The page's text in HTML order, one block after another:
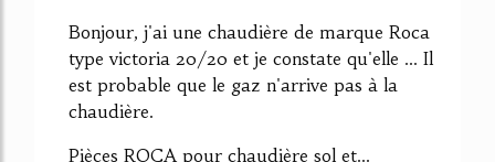
Bonjour, j'ai une chaudière de marque Roca
type victoria 20/20 et je constate qu'elle ... Il
est probable que le gaz n'arrive pas à la
chaudière.
Pièces ROCA pour chaudière sol et...